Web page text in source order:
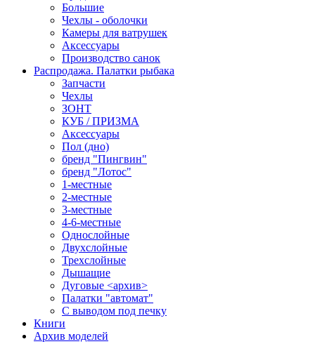
Большие
Чехлы - оболочки
Камеры для ватрушек
Аксессуары
Производство санок
Распродажа. Палатки рыбака
Запчасти
Чехлы
ЗОНТ
КУБ / ПРИЗМА
Аксессуары
Пол (дно)
бренд "Пингвин"
бренд "Лотос"
1-местные
2-местные
3-местные
4-6-местные
Однослойные
Двухслойные
Трехслойные
Дышащие
Дуговые <архив>
Палатки "автомат"
C выводом под печку
Книги
Архив моделей